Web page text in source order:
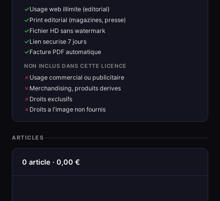
Usage web illimite (editorial)
Print editorial (magazines, presse)
Fichier HD sans watermark
Lien securise 7 jours
Facture PDF automatique
NON INCLUS DANS CETTE LICENCE
Usage commercial ou publicitaire
Merchandising, produits derives
Droits exclusifs
Droits a l'image non fournis
ARTICLES
0 article · 0,00 €